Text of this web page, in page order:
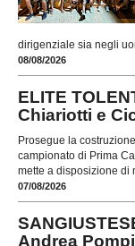
dirigenziale sia negli
08/08/2026
ELITE
Chiariotti e
Prosegue la
campionato di Prima
mette a disposizione di
07/08/2026
Andrea